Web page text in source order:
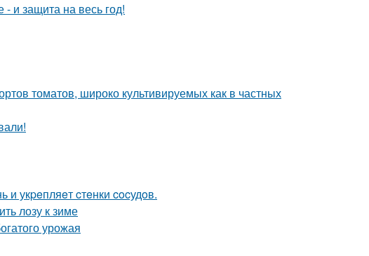
и защита на весь год!
томатов, широко культивируемых как в частных
укpeпляeт cтeнки cocудoв.
лозу к зиме
урожая